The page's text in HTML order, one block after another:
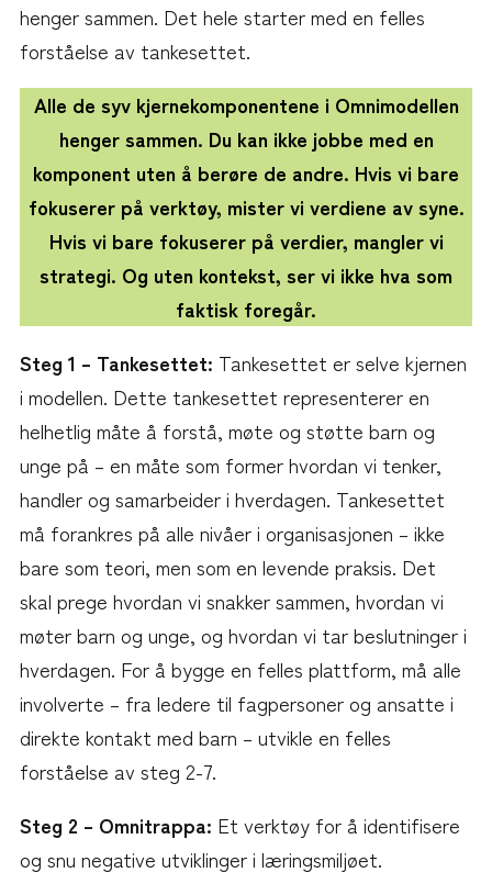
henger sammen. Det hele starter med en felles
forståelse av tankesettet.
Alle de syv kjernekomponentene i Omnimodellen
henger sammen. Du kan ikke jobbe med en
komponent uten å berøre de andre. Hvis vi bare
fokuserer på verktøy, mister vi verdiene av syne.
Hvis vi bare fokuserer på verdier, mangler vi
strategi. Og uten kontekst, ser vi ikke hva som
faktisk foregår.
Steg 1 – Tankesettet: Tankesettet er selve kjernen
i modellen. Dette tankesettet representerer en
helhetlig måte å forstå, møte og støtte barn og
unge på – en måte som former hvordan vi tenker,
handler og samarbeider i hverdagen. Tankesettet
må forankres på alle nivåer i organisasjonen – ikke
bare som teori, men som en levende praksis. Det
skal prege hvordan vi snakker sammen, hvordan vi
møter barn og unge, og hvordan vi tar beslutninger i
hverdagen. For å bygge en felles plattform, må alle
involverte – fra ledere til fagpersoner og ansatte i
direkte kontakt med barn – utvikle en felles
forståelse av steg 2-7.
Steg 2 – Omnitrappa: Et verktøy for å identifisere
og snu negative utviklinger i læringsmiljøet.